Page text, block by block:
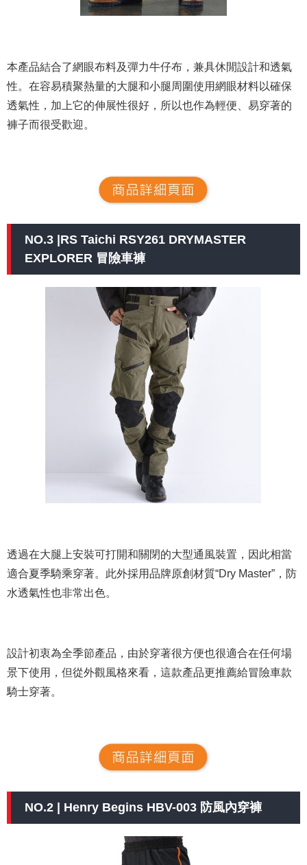
本產品結合了網眼布料及彈力牛仔布，兼具休閒設計和透氣
性。在容易積聚熱量的大腿和小腿周圍使用網眼材料以確保
透氣性，加上它的伸展性很好，所以也作為輕便、易穿著的
褲子而很受歡迎。
NO.3 |RS Taichi RSY261 DRYMASTER
EXPLORER 冒險車褲
透過在大腿上安裝可打開和關閉的大型通風裝置，因此相當
適合夏季騎乘穿著。此外採用品牌原創材質“Dry Master”，防
水透氣性也非常出色。
設計初衷為全季節產品，由於穿著很方便也很適合在任何場
景下使用，但從外觀風格來看，這款產品更推薦給冒險車款
騎士穿著。
NO.2 | Henry Begins HBV-003 防風內穿褲